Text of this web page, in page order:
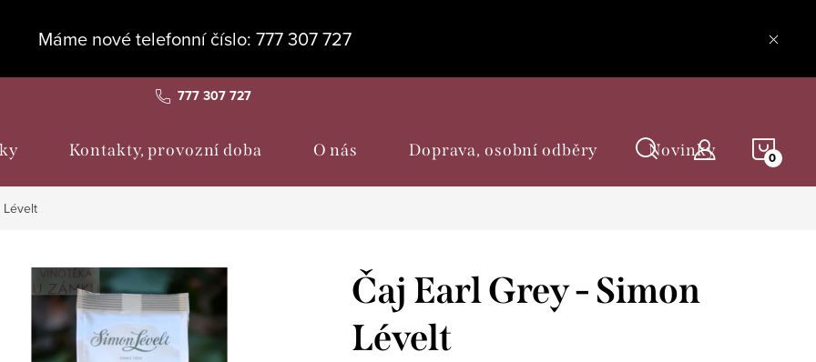
Máme nové telefonní číslo: 777 307 727
777 307 727
Kontakty, provozní doba O nás Doprava, osobní odběry Novinky
Lévelt
Čaj Earl Grey - Simon
Lévelt